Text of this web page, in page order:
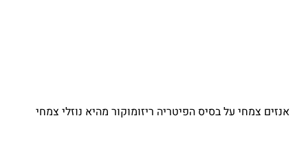
אנזים צמחי על בסיס הפיטריה ריזומוקור מהיא נוזלי צמחי